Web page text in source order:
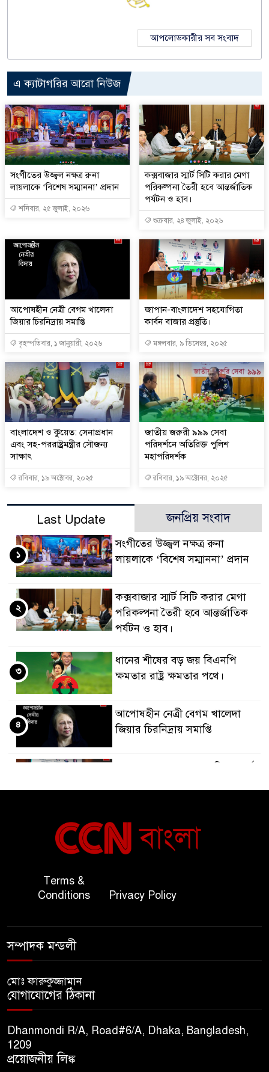
আপলোডকারীর সব সংবাদ
এ ক্যাটাগরির আরো নিউজ
সংগীতের উজ্জ্বল নক্ষত্র রুনা
লায়লাকে ‘বিশেষ সম্মাননা’ প্রদান
শনিবার, ২৫ জুলাই, ২০২৬
কক্সবাজার স্মার্ট সিটি করার মেগা
পরিকল্পনা তৈরী হবে আন্তর্জাতিক
পর্যটন ও হাব।
শুক্রবার, ২৪ জুলাই, ২০২৬
আপোষহীন নেত্রী বেগম খালেদা
জিয়ার চিরনিদ্রায় সমাপ্তি
বৃহস্পতিবার, ১ জানুয়ারী, ২০২৬
জাপান-বাংলাদেশ সহযোগিতা
কার্বন বাজার প্রস্তুতি।
মঙ্গলবার, ৯ ডিসেম্বর, ২০২৫
বাংলাদেশ ও কুয়েত: সেনাপ্রধান
এবং সহ-পররাষ্ট্রমন্ত্রীর সৌজন্য
সাক্ষাৎ
রবিবার, ১৯ অক্টোবর, ২০২৫
জাতীয় জরুরী ৯৯৯ সেবা
পরিদর্শনে অতিরিক্ত পুলিশ
মহাপরিদর্শক
রবিবার, ১৯ অক্টোবর, ২০২৫
Last Update জনপ্রিয় সংবাদ
সংগীতের উজ্জ্বল নক্ষত্র রুনা
লায়লাকে ‘বিশেষ সম্মাননা’ প্রদান
১
কক্সবাজার স্মার্ট সিটি করার মেগা
পরিকল্পনা তৈরী হবে আন্তর্জাতিক
পর্যটন ও হাব।
২
ধানের শীষের বড় জয় বিএনপি
ক্ষমতার রাষ্ট্র ক্ষমতার পথে।
৩
আপোষহীন নেত্রী বেগম খালেদা
জিয়ার চিরনিদ্রায় সমাপ্তি
৪
বাংলাদেশ ও কুয়েত: সেনাপ্রধান এবং
সহ-পররাষ্ট্রমন্ত্রীর সৌজন্য সাক্ষাৎ
অতিরিক্ত পুলিশ মহাপরিদর্শক
বিপিআই-এর জ্বালানি প্রশিক্ষণ
৯
সুমাইয়া হারুন: মিস মাল্টিন্যাশনাল
১০
Terms &
Conditions
Privacy Policy
সম্পাদক মন্ডলী
মোঃ ফারুকুজ্জামান
যোগাযোগের ঠিকানা
Dhanmondi R/A, Road#6/A, Dhaka, Bangladesh,
1209
প্রয়োজনীয় লিঙ্ক